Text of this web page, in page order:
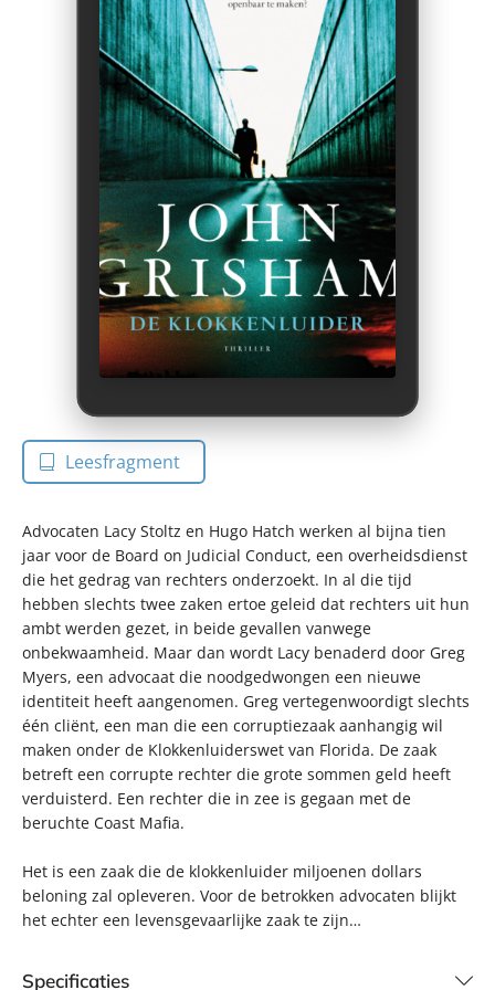
Leesfragment
Advocaten Lacy Stoltz en Hugo Hatch werken al bijna tien
jaar voor de Board on Judicial Conduct, een overheidsdienst
die het gedrag van rechters onderzoekt. In al die tijd
hebben slechts twee zaken ertoe geleid dat rechters uit hun
ambt werden gezet, in beide gevallen vanwege
onbekwaamheid. Maar dan wordt Lacy benaderd door Greg
Myers, een advocaat die noodgedwongen een nieuwe
identiteit heeft aangenomen. Greg vertegenwoordigt slechts
één cliënt, een man die een corruptiezaak aanhangig wil
maken onder de Klokkenluiderswet van Florida. De zaak
betreft een corrupte rechter die grote sommen geld heeft
verduisterd. Een rechter die in zee is gegaan met de
beruchte Coast Mafia.
Het is een zaak die de klokkenluider miljoenen dollars
beloning zal opleveren. Voor de betrokken advocaten blijkt
het echter een levensgevaarlijke zaak te zijn…
Specificaties